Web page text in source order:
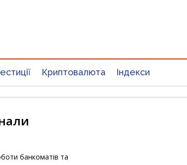
Криптовалюта Індекси
банкоматів та